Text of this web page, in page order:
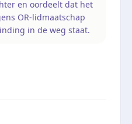
en oordeelt dat het
OR-lidmaatschap
in de weg staat.